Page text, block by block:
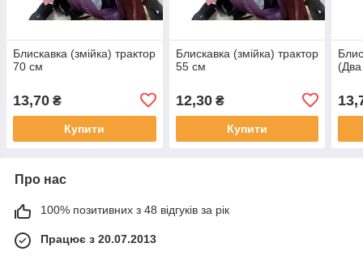
Блискавка (змійка) трактор
70 см
13,70 ₴
Купити
Блискавка (змійка) трактор
55 см
12,30₴
Купити
(Два
Про нас
100% позитивних з 48 відгуків за рік
Працює з 20.07.2013